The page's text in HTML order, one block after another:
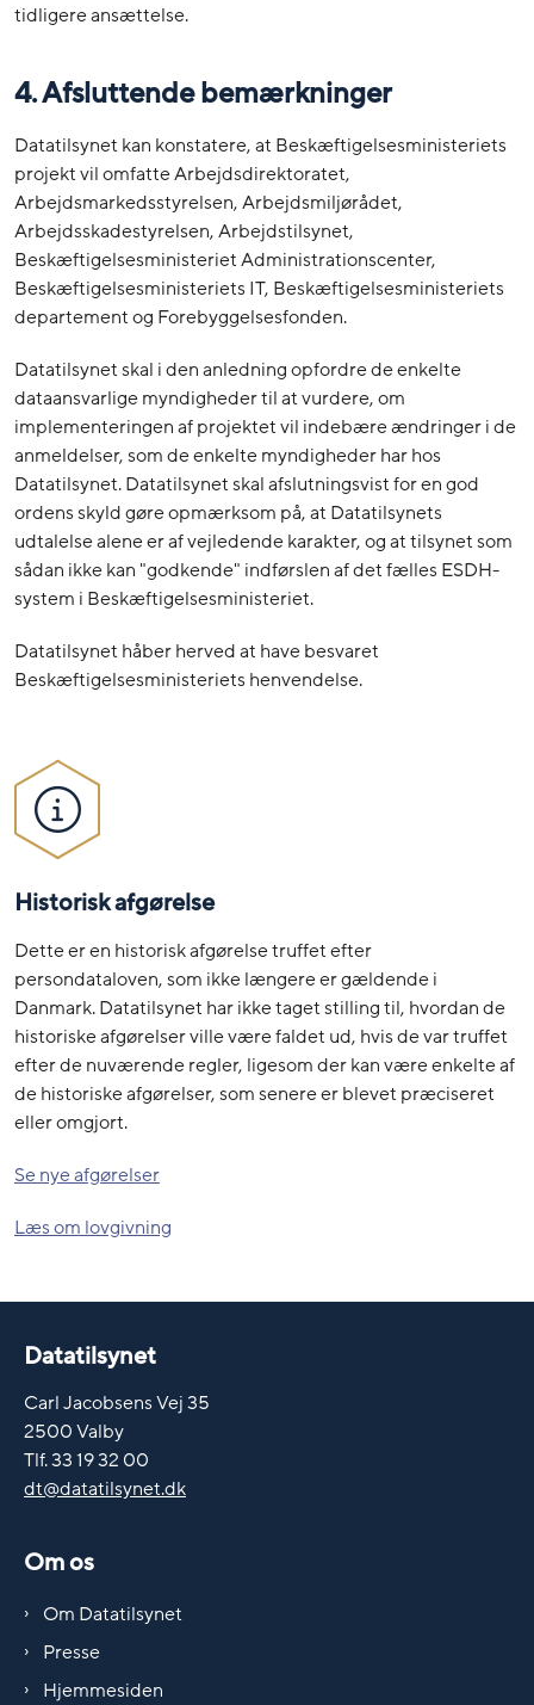
tidligere ansættelse.
4. Afsluttende bemærkninger
Datatilsynet kan konstatere, at Beskæftigelsesministeriets
projekt vil omfatte Arbejdsdirektoratet,
Arbejdsmarkedsstyrelsen, Arbejdsmiljørådet,
Arbejdsskadestyrelsen, Arbejdstilsynet,
Beskæftigelsesministeriet Administrationscenter,
Beskæftigelsesministeriets IT, Beskæftigelsesministeriets
departement og Forebyggelsesfonden.
Datatilsynet skal i den anledning opfordre de enkelte
dataansvarlige myndigheder til at vurdere, om
implementeringen af projektet vil indebære ændringer i de
anmeldelser, som de enkelte myndigheder har hos
Datatilsynet. Datatilsynet skal afslutningsvist for en god
ordens skyld gøre opmærksom på, at Datatilsynets
udtalelse alene er af vejledende karakter, og at tilsynet som
sådan ikke kan "godkende" indførslen af det fælles ESDH-
system i Beskæftigelsesministeriet.
Datatilsynet håber herved at have besvaret
Beskæftigelsesministeriets henvendelse.
Historisk afgørelse
Dette er en historisk afgørelse truffet efter
persondataloven, som ikke længere er gældende i
Danmark. Datatilsynet har ikke taget stilling til, hvordan de
historiske afgørelser ville være faldet ud, hvis de var truffet
efter de nuværende regler, ligesom der kan være enkelte af
de historiske afgørelser, som senere er blevet præciseret
eller omgjort.
Se nye afgørelser
Læs om lovgivning
Datatilsynet
Carl Jacobsens Vej 35
2500 Valby
Tlf. 33 19 32 00
dt@datatilsynet.dk
Om os
Om Datatilsynet
Presse
Hjemmesiden